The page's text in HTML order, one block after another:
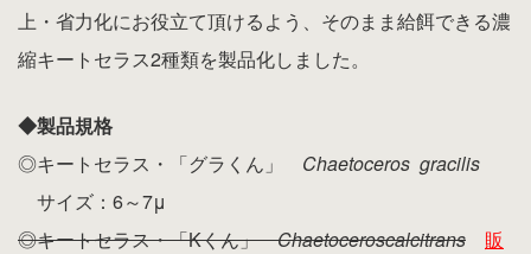
上・省力化にお役立て頂けるよう、 そのまま給餌できる濃
縮キートセラス2種類を製品化しました。
◆製品規格
◎キートセラス・「グラくん」 Chaetoceros gracilis
サイズ：6～7μ
◎キートセラス・「Kくん」Chaetoceroscalcitrans
販